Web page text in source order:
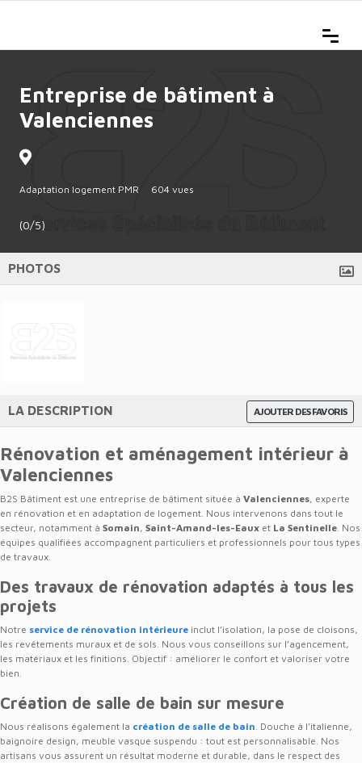
Entreprise de bâtiment à
Valenciennes
Adaptation logement PMR 604 vues
(0/5)
PHOTOS
AJOUTER DES FAVORIS
LA DESCRIPTION
Rénovation et aménagement intérieur à
Valenciennes
B2S Bâtiment est une entreprise de bâtiment située à Valenciennes, experte
en rénovation et en adaptation de logement. Nous intervenons dans tout le
secteur, notamment à Somain, Saint-Amand-les-Eaux et La Sentinelle. Nos
équipes qualifiées accompagnent particuliers et professionnels pour tous types
de travaux.
Des travaux de rénovation adaptés à tous les
projets
Notre service de rénovation intérieure inclut l’isolation, la pose de cloisons,
les revêtements muraux et de sols. Nous vous conseillons sur l’agencement,
les matériaux et les finitions. Objectif : améliorer le confort et valoriser votre
bien.
Création de salle de bain sur mesure
Nous réalisons également la création de salle de bain. Douche à l’italienne,
baignoire design, meuble vasque suspendu : tout est personnalisable. Nos
artisans vous assurent un résultat moderne et durable, dans le respect des